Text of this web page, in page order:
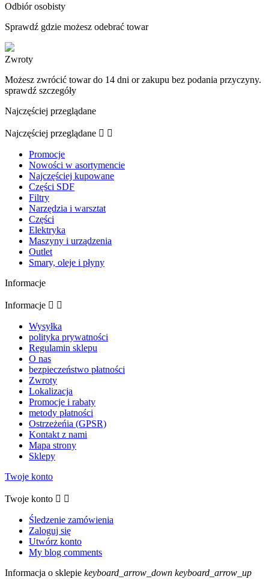
Odbiór osobisty
Sprawdź gdzie możesz odebrać towar
Zwroty
Możesz zwrócić towar do 14 dni or zakupu bez podania przyczyny.
sprawdź szczegóły
Najczęściej przeglądane
Najczęściej przeglądane  
Promocje
Nowości w asortymencie
Najczęściej kupowane
Części SDF
Filtry
Narzędzia i warsztat
Części
Elektryka
Maszyny i urządzenia
Outlet
Smary, oleje i płyny
Informacje
Informacje  
Wysyłka
polityka prywatności
Regulamin sklepu
O nas
bezpieczeństwo płatności
Zwroty
Lokalizacja
Promocje i rabaty
metody płatności
Ostrzeżeńia (GPSR)
Kontakt z nami
Mapa strony
Sklepy
Twoje konto
Twoje konto  
Śledzenie zamówienia
Zaloguj się
Utwórz konto
My blog comments
Informacja o sklepie keyboard_arrow_down keyboard_arrow_up